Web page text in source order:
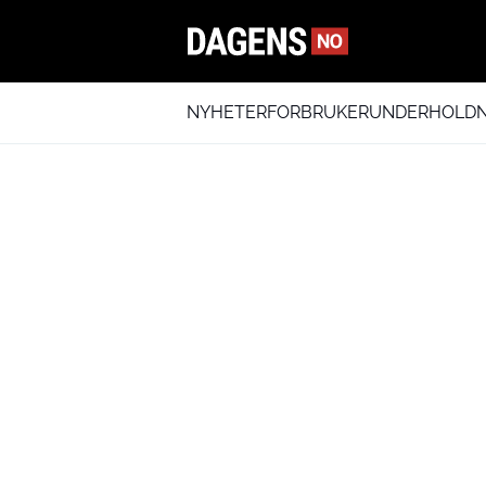
NYHETERFORBRUKER